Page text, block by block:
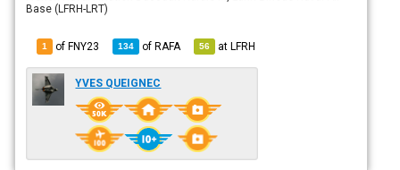
Base (LFRH-LRT)
1 of FNY23 134 ofRAFA 56 atLFRH
YVES QUEIGNEC